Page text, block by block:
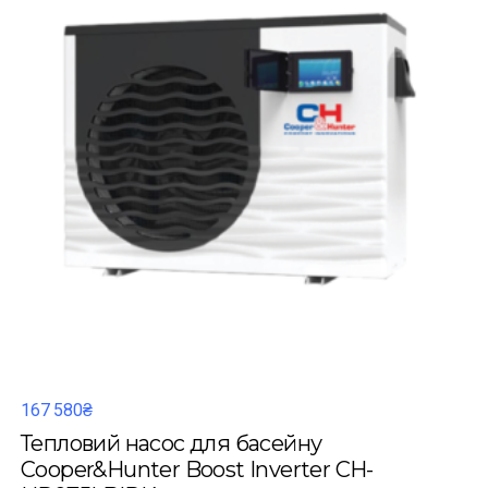
167 580₴
Тепловий насос для басейну
Cooper&Hunter Boost Inverter CH-